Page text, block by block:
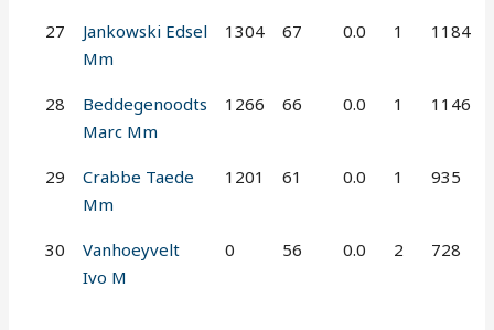
27
Jankowski Edsel
Mm
1304 67 0.0 1 1184
28
Beddegenoodts
Marc Mm
1266 66 0.0 1 1146
29
Crabbe Taede
Mm
1201 61 0.0 1 935
30
Vanhoeyvelt
Ivo M
0 56 0.0 2 728